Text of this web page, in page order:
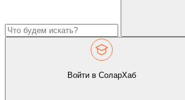
Войти в СоларХаб